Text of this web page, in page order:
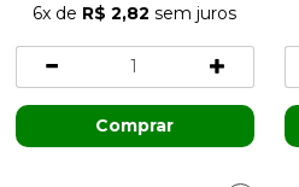
6x de R$ 2,82 sem juros
Comprar